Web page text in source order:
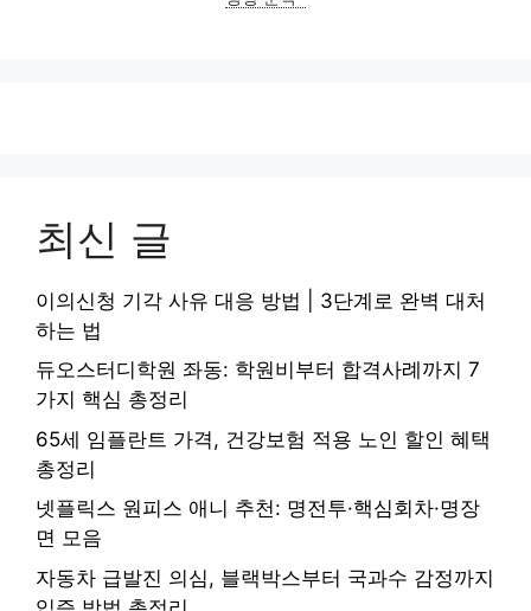
최신 글
이의신청 기각 사유 대응 방법 | 3단계로 완벽 대처
하는 법
듀오스터디학원 좌동: 학원비부터 합격사례까지 7
가지 핵심 총정리
65세 임플란트 가격, 건강보험 적용 노인 할인 혜택
총정리
넷플릭스 원피스 애니 추천: 명전투·핵심회차·명장
면 모음
자동차 급발진 의심, 블랙박스부터 국과수 감정까지